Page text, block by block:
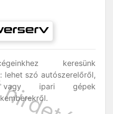
keresünk
lehet szó autószerelőről,
vagy ipari gépek